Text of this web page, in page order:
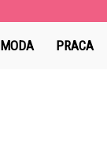
MODA PRACA